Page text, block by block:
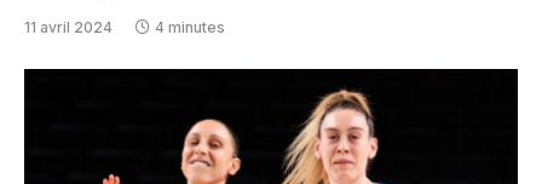
11 avril 2024 4 minutes